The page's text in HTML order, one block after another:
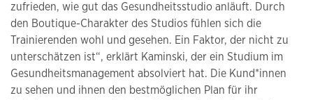
zufrieden, wie gut das Gesundheitsstudio anläuft. Durch
den Boutique-Charakter des Studios fühlen sich die
Trainierenden wohl und gesehen. Ein Faktor, der nicht zu
unterschätzen ist“, erklärt Kaminski, der ein Studium im
Gesundheitsmanagement absolviert hat. Die Kund*innen
zu sehen und ihnen den bestmöglichen Plan für ihr